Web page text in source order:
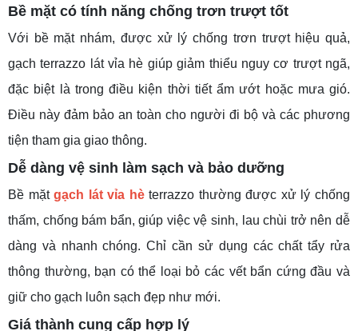
Bề mặt có tính năng chống trơn trượt tốt
Với bề mặt nhám, được xử lý chống trơn trượt hiệu quả,
gạch terrazzo lát vỉa hè giúp giảm thiểu nguy cơ trượt ngã,
đặc biệt là trong điều kiện thời tiết ẩm ướt hoặc mưa gió.
Điều này đảm bảo an toàn cho người đi bộ và các phương
tiện tham gia giao thông.
Dễ dàng vệ sinh làm sạch và bảo dưỡng
Bề mặtgạch lát vỉa hèterrazzo thường được xử lý chống
thấm, chống bám bẩn, giúp việc vệ sinh, lau chùi trở nên dễ
dàng và nhanh chóng. Chỉ cần sử dụng các chất tẩy rửa
thông thường, bạn có thể loại bỏ các vết bẩn cứng đầu và
giữ cho gạch luôn sạch đẹp như mới.
Giá thành cung cấp hợp lý